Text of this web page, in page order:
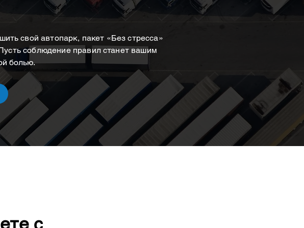
свой автопарк, пакет «Без стресса»
соблюдение правил станет вашим
болью.
с